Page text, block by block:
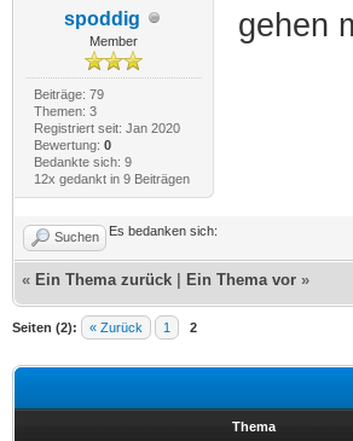
spoddig
Member
Beiträge: 79
Themen: 3
Registriert seit: Jan 2020
Bewertung: 0
Bedankte sich: 9
12x gedankt in 9 Beiträgen
gehen
Suchen Es bedanken sich:
« Ein Thema zurück Ein Thema vor »
Seiten (2): « Zurück 1 2
Thema